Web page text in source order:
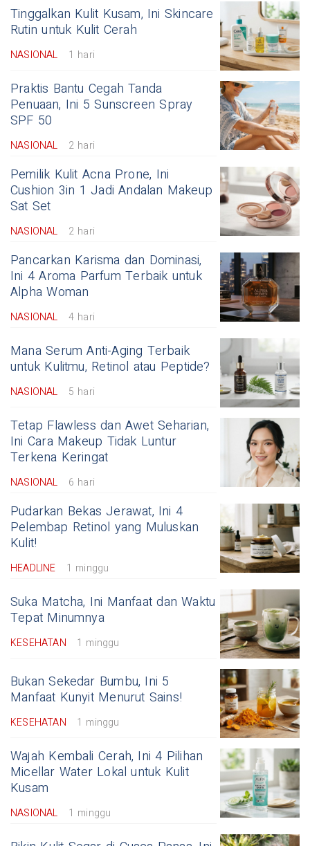
Tinggalkan Kulit Kusam, Ini Skincare
Rutin untuk Kulit Cerah
NASIONAL 1 hari
Praktis Bantu Cegah Tanda
Penuaan, Ini 5 Sunscreen Spray
SPF 50
NASIONAL 2 hari
Pemilik Kulit Acna Prone, Ini
Cushion 3in 1 Jadi Andalan Makeup
Sat Set
NASIONAL 2 hari
Pancarkan Karisma dan Dominasi,
Ini 4 Aroma Parfum Terbaik untuk
Alpha Woman
NASIONAL 4 hari
Mana Serum Anti-Aging Terbaik
untuk Kulitmu, Retinol atau Peptide?
NASIONAL 5 hari
Tetap Flawless dan Awet Seharian,
Ini Cara Makeup Tidak Luntur
Terkena Keringat
NASIONAL 6 hari
Pudarkan Bekas Jerawat, Ini 4
Pelembap Retinol yang Muluskan
Kulit!
HEADLINE 1 minggu
Suka Matcha, Ini Manfaat dan Waktu
Tepat Minumnya
KESEHATAN 1 minggu
Bukan Sekedar Bumbu, Ini 5
Manfaat Kunyit Menurut Sains!
KESEHATAN 1 minggu
Wajah Kembali Cerah, Ini 4 Pilihan
Micellar Water Lokal untuk Kulit
Kusam
NASIONAL 1 minggu